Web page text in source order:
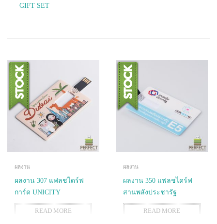
GIFT SET
ผลงาน
ผลงาน 307 แฟลชไดร์ฟ
การ์ด UNICITY
READ MORE
ผลงาน
ผลงาน 350 แฟลชไดร์ฟ
สานพลังประชารัฐ
READ MORE